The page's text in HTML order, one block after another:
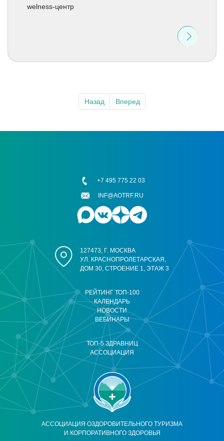
welness-центр
Назад Вперед
АССОЦИАЦИЯ ОЗДОРОВИТЕЛЬНОГО ТУРИЗМА
И КОРПОРАТИВНОГО ЗДОРОВЬЯ
РЕЙТИНГ ТОП-100
КАЛЕНДАРЬ
НОВОСТИ
ВЕБИНАРЫ
ТОП-5 ЗДРАВНИЦ
АССОЦИАЦИЯ
127473, Г. МОСКВА
УЛ. КРАСНОПРОЛЕТАРСКАЯ,
ДОМ 30, СТРОЕНИЕ 1, ЭТАЖ 3
+7 495 775 22 03
INF@AOTRF.RU